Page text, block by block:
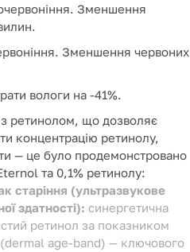
Зменшення
Зменшення червоних
вологи на -41%.
з ретинолом, що дозволяє
концентрацію ретинолу,
— це було продемонстровано
та 0,1% ретинолу:
старіння (ультразвукове
здатності): синергетична
ретинол за показником
(dermal age-band) — ключового